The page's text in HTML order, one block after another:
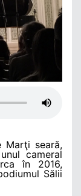
Marţi seară,
cameral
în 2016,
Sălii